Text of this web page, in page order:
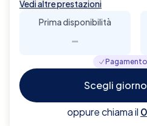
Vedi altre prestazioni
Prima disponibilità
-
Scegli
oppure chiama il